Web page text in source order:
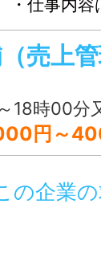
仕事内容
ッフたち
くださ
さい☆
には、ハ
時00分又は
円～
の企業